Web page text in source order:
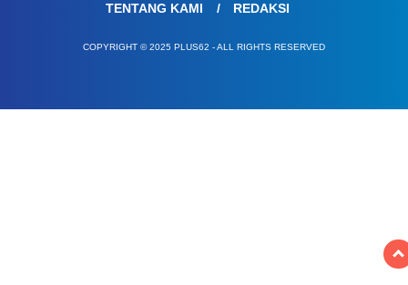
TENTANG KAMI
REDAKSI
COPYRIGHT © 2025 PLUS62 - ALL RIGHTS RESERVED